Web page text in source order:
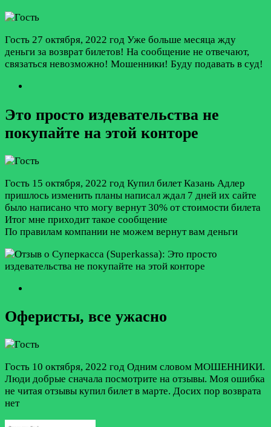
Гость 27 октября, 2022 год Уже больше месяца жду
деньги за возврат билетов! На сообщение не отвечают,
связаться невозможно! Мошенники! Буду подавать в суд!
Это просто издевательства не
покупайте на этой конторе
Гость 15 октября, 2022 год Купил билет Казань Адлер
пришлось изменить планы написал ждал 7 дней их сайте
было написано что могу вернут 30% от стоимости билета
Итог мне приходит такое сообщение
По правилам компании не можем вернут вам деньги
Оферисты, все ужасно
Гость 10 октября, 2022 год Одним словом МОШЕННИКИ.
Люди добрые сначала посмотрите на отзывы. Моя ошибка
не читая отзывы купил билет в марте. Досих пор возврата
нет